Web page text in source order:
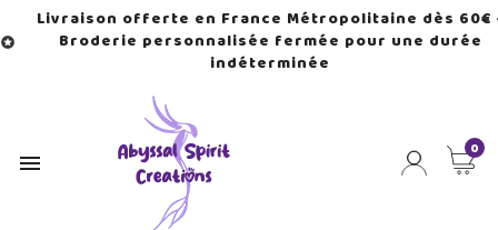

Livraison offerte en France Métropolitaine dès 60€
Broderie personnalisée fermée pour une durée
indéterminée

0